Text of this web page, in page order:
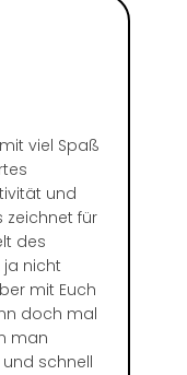
viel Spaß
und
zeichnet für
des
nicht
mit Euch
doch mal
man
schnell